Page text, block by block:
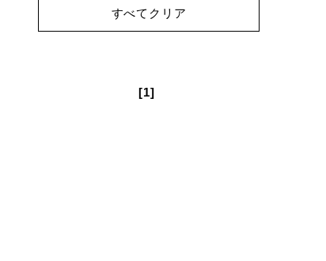
すべてクリア
[1]